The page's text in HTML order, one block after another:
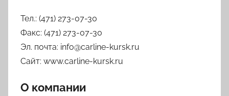
Тел.: (471) 273-07-30
Факс: (471) 273-07-30
Эл. почта: info@carline-kursk.ru
Сайт: www.carline-kursk.ru
О компании